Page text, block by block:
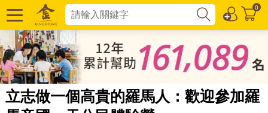
0
立志做一個高貴的羅馬人：歡迎參加羅